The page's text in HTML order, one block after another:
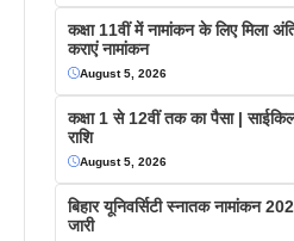
कक्षा 11वीं में नामांकन के लिए मिला
कराएं नामांकन
August 5, 2026
कक्षा 1 से 12वीं तक का पैसा | साईकिल
राशि
August 5, 2026
बिहार यूनिवर्सिटी स्नातक नामांकन
जारी